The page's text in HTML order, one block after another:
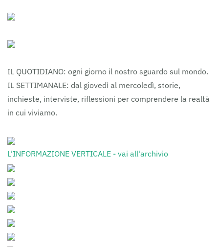
IL QUOTIDIANO: ogni giorno il nostro sguardo sul mondo.
IL SETTIMANALE: dal giovedì al mercoledì, storie,
inchieste, interviste, riflessioni per comprendere la realtà
in cui viviamo.
L'INFORMAZIONE VERTICALE - vai all'archivio